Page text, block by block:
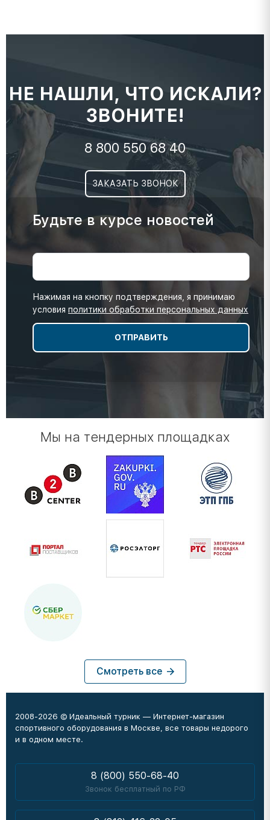
НЕ НАШЛИ, ЧТО ИСКАЛИ?
ЗВОНИТЕ!
8 800 550 68 40
ЗАКАЗАТЬ ЗВОНОК
Будьте в курсе новостей
Нажимая на кнопку подтверждения, я принимаю
условия политики обработки персональных данных
Мы на тендерных площадках
Смотреть все
2008-2026 © Идеальный турник — Интернет-магазин
спортивного оборудования в Москве, все товары недорого
и в одном месте.
8 (800) 550-68-40
Звонок бесплатный по РФ